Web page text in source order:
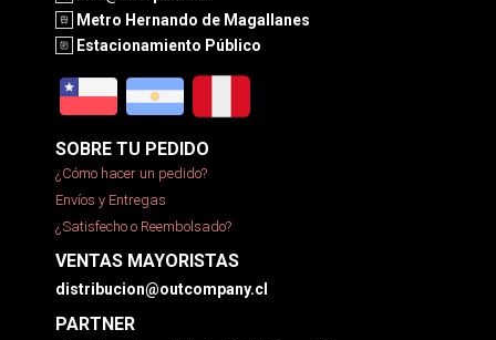
Metro Hernando de Magallanes
Estacionamiento Público
SOBRE TU PEDIDO
¿Cómo hacer un pedido?
Envíos y Entregas
¿Satisfecho o Reembolsado?
VENTAS MAYORISTAS
distribucion@outcompany.cl
PARTNER